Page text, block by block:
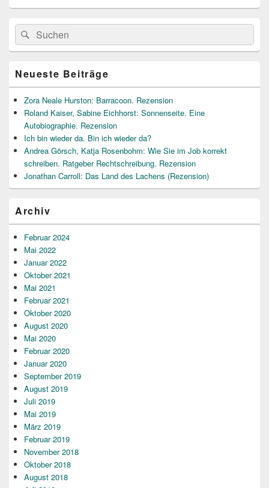
Primärer
Seitenleisten
Widget-
Bereich
Suche
nach:
Suchen
Neueste Beiträge
Zora Neale Hurston: Barracoon. Rezension
Roland Kaiser, Sabine Eichhorst: Sonnenseite. Eine
Autobiographie. Rezension
Ich bin wieder da. Bin ich wieder da?
Andrea Görsch, Katja Rosenbohm: Wie Sie im Job korrekt
schreiben. Ratgeber Rechtschreibung. Rezension
Jonathan Carroll: Das Land des Lachens (Rezension)
Archiv
Februar 2024
Mai 2022
Januar 2022
Oktober 2021
Mai 2021
Februar 2021
Oktober 2020
August 2020
Mai 2020
Februar 2020
Januar 2020
September 2019
August 2019
Juli 2019
Mai 2019
März 2019
Februar 2019
November 2018
Oktober 2018
August 2018